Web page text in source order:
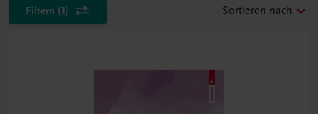
Filtern (1) Sortieren nach